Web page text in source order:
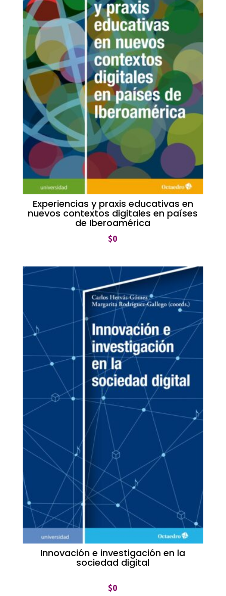
Experiencias y praxis educativas en
nuevos contextos digitales en países
de Iberoamérica
$0
Innovación e investigación en la
sociedad digital
$0